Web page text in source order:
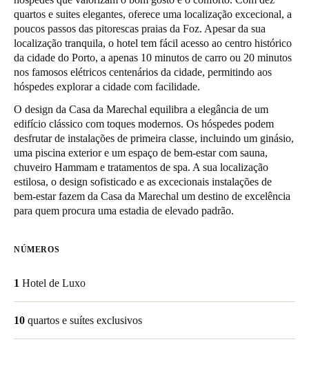
Deutsch
Switzerland
DeutschFrançaisItaliano
United Kingdom
English
Ireland
English
France
Français
Netherlands
Français
Nederlands English
quartos e suites elegantes, oferece uma localização excecional, a
poucos passos das pitorescas praias da Foz. Apesar da sua
localização tranquila, o hotel tem fácil acesso ao centro histórico
da cidade do Porto, a apenas 10 minutos de carro ou 20 minutos
nos famosos elétricos centenários da cidade, permitindo aos
hóspedes explorar a cidade com facilidade.
O design da Casa da Marechal equilibra a elegância de um
edifício clássico com toques modernos. Os hóspedes podem
desfrutar de instalações de primeira classe, incluindo um ginásio,
uma piscina exterior e um espaço de bem-estar com sauna,
chuveiro Hammam e tratamentos de spa. A sua localização
estilosa, o design sofisticado e as excecionais instalações de
bem-estar fazem da Casa da Marechal um destino de excelência
para quem procura uma estadia de elevado padrão.
NÚMEROS
1 Hotel de Luxo
10 quartos e suítes exclusivos